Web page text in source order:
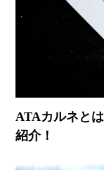
ATAカルネと
紹介！